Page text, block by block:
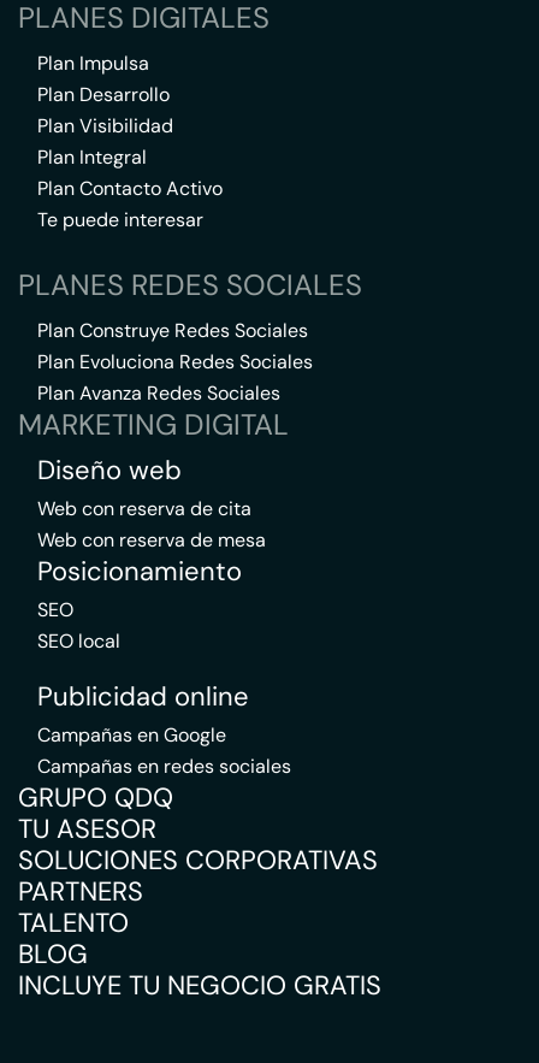
PLANES DIGITALES
Plan Impulsa
Plan Desarrollo
Plan Visibilidad
Plan Integral
Plan Contacto Activo
Te puede interesar
PLANES REDES SOCIALES
Plan Construye Redes Sociales
Plan Evoluciona Redes Sociales
Plan Avanza Redes Sociales
MARKETING DIGITAL
Diseño web
Web con reserva de cita
Web con reserva de mesa
Posicionamiento
SEO
SEO local
Publicidad online
Campañas en Google
Campañas en redes sociales
GRUPO QDQ
TU ASESOR
SOLUCIONES CORPORATIVAS
PARTNERS
TALENTO
BLOG
INCLUYE TU NEGOCIO GRATIS